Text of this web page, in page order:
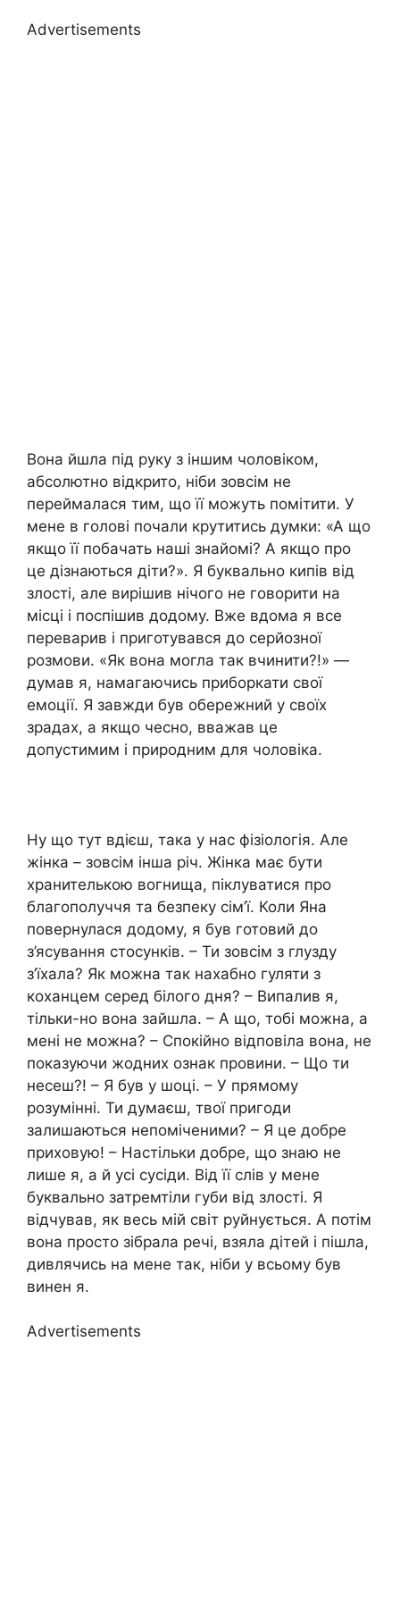
Advertisements
Вона йшла під руку з іншим чоловіком,
абсолютно відкрито, ніби зовсім не
переймалася тим, що її можуть помітити. У
мене в голові почали крутитись думки: «А що
якщо її побачать наші знайомі? А якщо про
це дізнаються діти?». Я буквально кипів від
злості, але вирішив нічого не говорити на
місці і поспішив додому. Вже вдома я все
переварив і приготувався до серйозної
розмови. «Як вона могла так вчинити?!» —
думав я, намагаючись приборкати свої
емоції. Я завжди був обережний у своїх
зрадах, а якщо чесно, вважав це
допустимим і природним для чоловіка.
Ну що тут вдієш, така у нас фізіологія. Але
жінка – зовсім інша річ. Жінка має бути
хранителькою вогнища, піклуватися про
благополуччя та безпеку сім’ї. Коли Яна
повернулася додому, я був готовий до
з’ясування стосунків. – Ти зовсім з глузду
з’їхала? Як можна так нахабно гуляти з
коханцем серед білого дня? – Випалив я,
тільки-но вона зайшла. – А що, тобі можна, а
мені не можна? – Спокійно відповіла вона, не
показуючи жодних ознак провини. – Що ти
несеш?! – Я був у шоці. – У прямому
розумінні. Ти думаєш, твої пригоди
залишаються непоміченими? – Я це добре
приховую! – Настільки добре, що знаю не
лише я, а й усі сусіди. Від її слів у мене
буквально затремтіли губи від злості. Я
відчував, як весь мій світ руйнується. А потім
вона просто зібрала речі, взяла дітей і пішла,
дивлячись на мене так, ніби у всьому був
винен я.
Advertisements